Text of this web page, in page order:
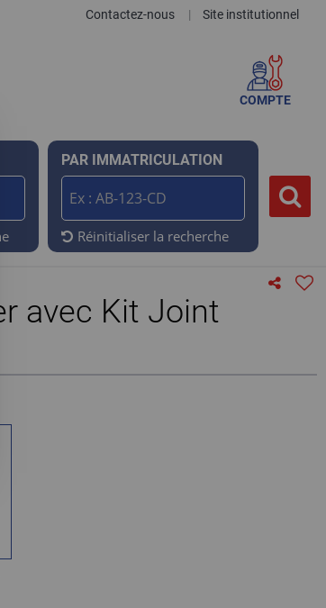
Contactez-nous | Site institutionnel
COMPTE
PAR IMMATRICULATION
Réinitialiser la recherche
avec Kit Joint